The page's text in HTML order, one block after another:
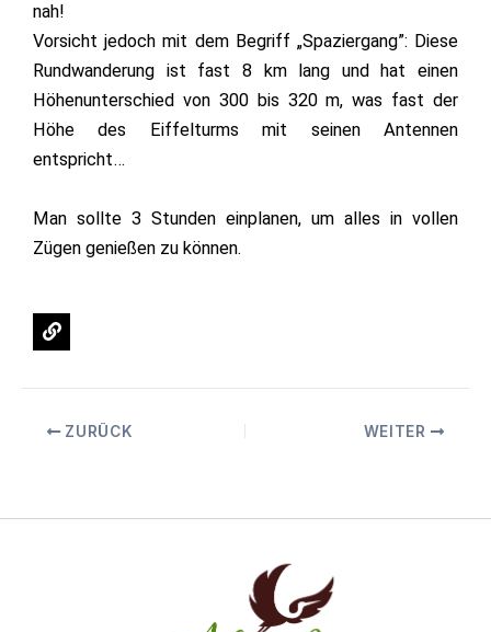
nah!
Vorsicht jedoch mit dem Begriff „Spaziergang”: Diese
Rundwanderung ist fast 8 km lang und hat einen
Höhenunterschied von 300 bis 320 m, was fast der
Höhe des Eiffelturms mit seinen Antennen
entspricht…
Man sollte 3 Stunden einplanen, um alles in vollen
Zügen genießen zu können.
L
i
n
ZURÜCK WEITER